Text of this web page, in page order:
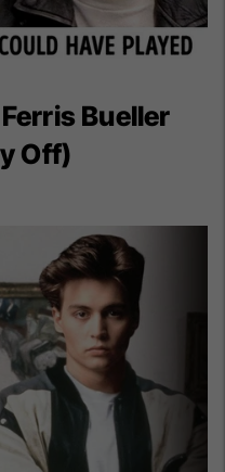
Bueller
Off)